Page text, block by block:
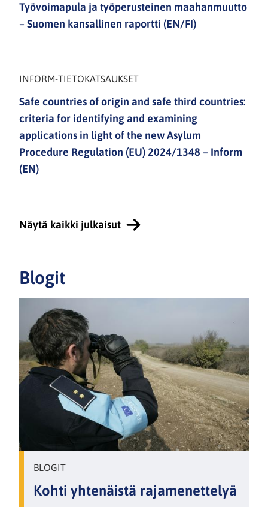
Työvoimapula ja työperusteinen maahanmuutto
– Suomen kansallinen raportti (EN/FI)
INFORM-TIETOKATSAUKSET
Safe countries of origin and safe third countries:
criteria for identifying and examining
applications in light of the new Asylum
Procedure Regulation (EU) 2024/1348 – Inform
(EN)
Näytä kaikki julkaisut
Blogit
BLOGIT
Kohti yhtenäistä rajamenettelyä